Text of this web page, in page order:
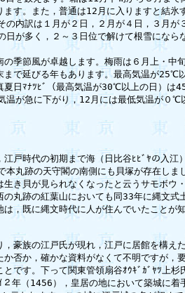
ます。また，普通は12月に入りますと結氷
の内訳は１月が２日，２月が４日，３月が
日が多く，２～３日位で解けて根雪になら
季節風が卓越します。梅雨は６月上・中
まで延びる年もあります。最高気温が25℃
夏日ﾏﾅﾂﾋﾞ（最高気温が30℃以上の日）は
温が急に下がり，12月には最低気温が０℃
戸時代の初期まで海（日比谷ﾋﾋﾞﾔの入江
本丸跡の天守閣の南側にも貝塚が存在しま
き貝が見られなくなったと云うサモボウ
の丸跡の紅葉山においても同33年に縄文式
は，既に縄文時代に人が住んでいたことが
豪族の江戸氏が現れ，江戸に居館を構え
否か，確かな資料がなくて不明ですが，
です。下って関東管領扇谷ｵｳｷﾞｶﾞﾔﾂ上杉
２年（1456），皇居の地において築城に着